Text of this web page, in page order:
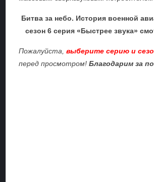
Битва за небо. История военной
сезон 6 серия «Быстрее звука»
Пожалуйста,выберите серию и
перед просмотром!Благодарим за